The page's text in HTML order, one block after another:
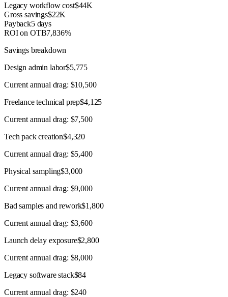
Legacy workflow cost$44K
Gross savings$22K
Payback5 days
ROI on OTB7,836%
Savings breakdown
Design admin labor$5,775
Current annual drag: $10,500
Freelance technical prep$4,125
Current annual drag: $7,500
Tech pack creation$4,320
Current annual drag: $5,400
Physical sampling$3,000
Current annual drag: $9,000
Bad samples and rework$1,800
Current annual drag: $3,600
Launch delay exposure$2,800
Current annual drag: $8,000
Legacy software stack$84
Current annual drag: $240